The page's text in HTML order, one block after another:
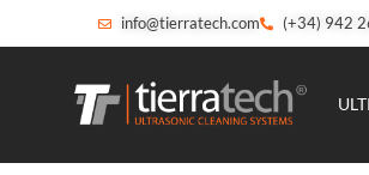
info@tierratech.com (+34) 942